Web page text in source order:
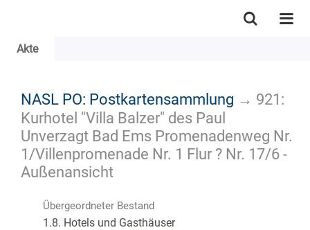
Akte
NASL PO: Postkartensammlung → 921:
Kurhotel "Villa Balzer" des Paul
Unverzagt Bad Ems Promenadenweg Nr.
1/Villenpromenade Nr. 1 Flur ? Nr. 17/6 -
Außenansicht
Übergeordneter Bestand
1.8. Hotels und Gasthäuser